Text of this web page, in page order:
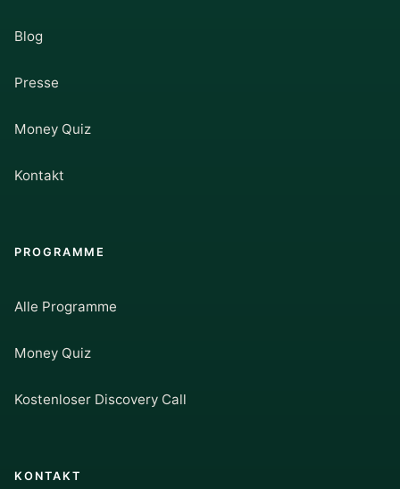
Blog
Presse
Money Quiz
Kontakt
PROGRAMME
Alle Programme
Money Quiz
Kostenloser Discovery Call
KONTAKT